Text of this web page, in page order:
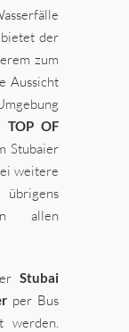
bietet der
zum
Aussicht
TOP OF
Stubaier
weitere
allen
Stubai
per Bus
werden.